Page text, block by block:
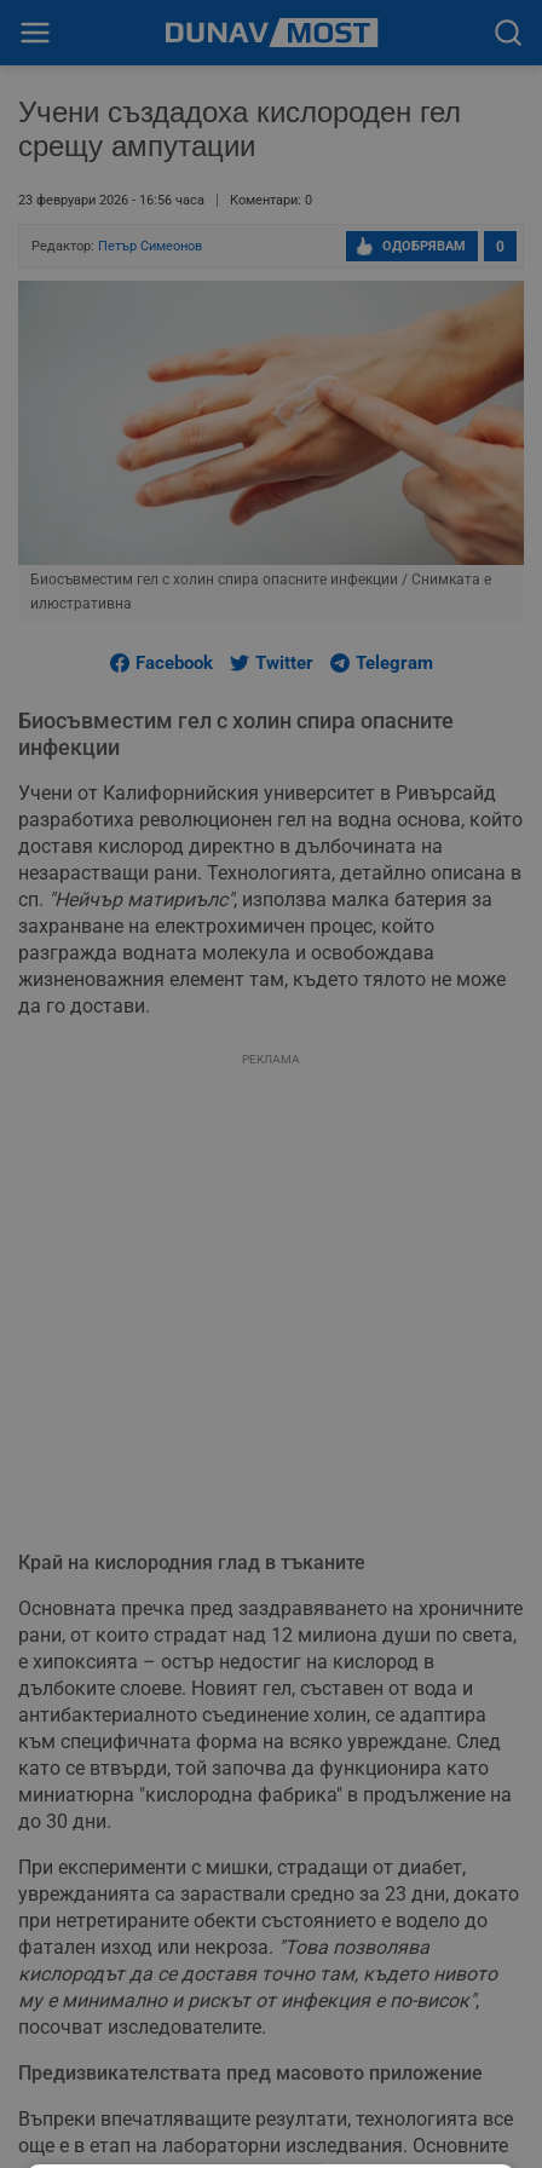
Учени създадоха кислороден гел
срещу ампутации
23 февруари 2026 - 16:56 часа Коментари: 0
Редактор: Петър Симеонов 0
ОДОБРЯВАМ
Биосъвместим гел с холин спира опасните инфекции / Снимката е
илюстративна
Facebook Twitter Telegram
Биосъвместим гел с холин спира опасните
инфекции
Учени от Калифорнийския университет в Ривърсайд
разработиха революционен гел на водна основа, който
доставя кислород директно в дълбочината на
незарастващи рани. Технологията, детайлно описана в
сп. "Нейчър матириълс", използва малка батерия за
захранване на електрохимичен процес, който
разгражда водната молекула и освобождава
жизненоважния елемент там, където тялото не може
да го достави.
РЕКЛАМА
Край на кислородния глад в тъканите
Основната пречка пред заздравяването на хроничните
рани, от които страдат над 12 милиона души по света,
е хипоксията – остър недостиг на кислород в
дълбоките слоеве. Новият гел, съставен от вода и
антибактериалното съединение холин, се адаптира
към специфичната форма на всяко увреждане. След
като се втвърди, той започва да функционира като
миниатюрна "кислородна фабрика" в продължение на
до 30 дни.
При експерименти с мишки, страдащи от диабет,
уврежданията са зараствали средно за 23 дни, докато
при нетретираните обекти състоянието е водело до
фатален изход или некроза. "Това позволява
кислородът да се доставя точно там, където нивото
му е минимално и рискът от инфекция е по-висок",
посочват изследователите.
Предизвикателствата пред масовото приложение
Въпреки впечатляващите резултати, технологията все
още е в етап на лабораторни изследвания. Основните